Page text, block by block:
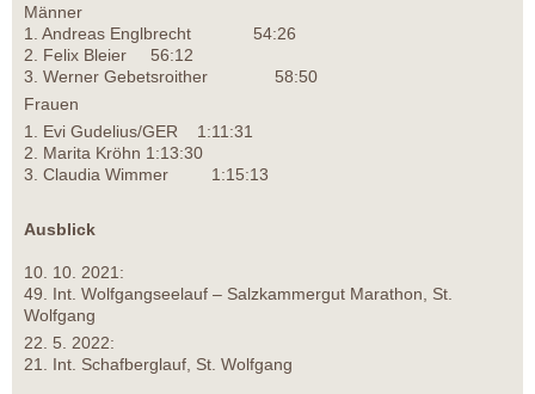
Männer
1. Andreas Englbrecht 54:26
2. Felix Bleier 56:12
3. Werner Gebetsroither 58:50
Frauen
1. Evi Gudelius/GER 1:11:31
2. Marita Kröhn 1:13:30
3. Claudia Wimmer 1:15:13
Ausblick
10. 10. 2021:
49. Int. Wolfgangseelauf – Salzkammergut Marathon, St.
Wolfgang
22. 5. 2022:
21. Int. Schafberglauf, St. Wolfgang